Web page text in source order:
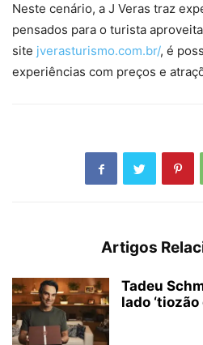
Neste cenário, a J Veras traz
pensados para o turista
site jverasturismo.com.br/, é
experiências com preços e
Artigos
Tadeu
lado